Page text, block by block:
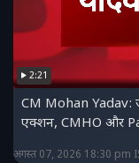
2:21
CM Mohan Yadav:
एक्शन, CMHO और
अगस्त 07, 2026 18:30 pm